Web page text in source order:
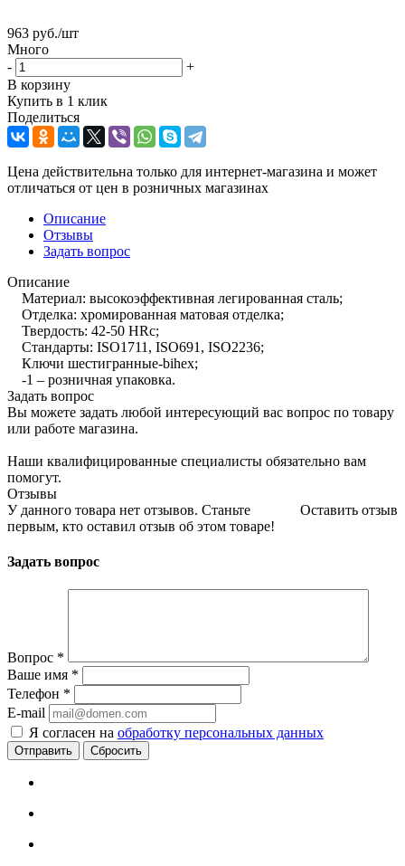
963 руб./шт
Много
-
+
В корзину
Купить в 1 клик
Поделиться
Цена действительна только для интернет-магазина и может
отличаться от цен в розничных магазинах
Описание
Отзывы
Задать вопрос
Описание
Материал: высокоэффективная легированная сталь;
Отделка: хромированная матовая отделка;
Твердость: 42-50 HRc;
Стандарты: ISO1711, ISO691, ISO2236;
Ключи шестигранные-bihex;
-1 – розничная упаковка.
Задать вопрос
Вы можете задать любой интересующий вас вопрос по товару
или работе магазина.
Наши квалифицированные специалисты обязательно вам
помогут.
Отзывы
Оставить отзыв
У данного товара нет отзывов. Станьте
первым, кто оставил отзыв об этом товаре!
Задать вопрос
Вопрос *
Ваше имя *
Телефон *
E-mail
Я согласен на обработку персональных данных
Сбросить